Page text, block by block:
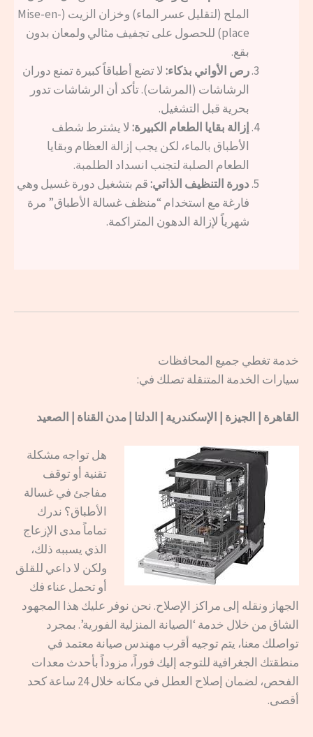
الملح (لتقليل عسر الماء) وخزان الزيت (Mise-en-
place) للحصول على تجفيف مثالي ولمعان بدون
بقع.
رص الأواني بذكاء: لا تضع أطباقاً كبيرة تمنع دوران
الرشاشات (المرشات). تأكد أن الرشاشات تدور
بحرية قبل التشغيل.
إزالة بقايا الطعام الكبيرة: لا يشترط شطف
الأطباق بالماء، لكن يجب إزالة العظام وبقايا
الطعام الصلبة لتجنب انسداد الطلمبة.
دورة التنظيف الذاتي:قم بتشغيل دورة غسيل وهي
فارغة مع استخدام “منظف غسالة الأطباق” مرة
شهرياً لإزالة الدهون المتراكمة.
خدمة تغطي جميع المحافظات
سيارات الخدمة المتنقلة تصلك في:
القاهرة | الجيزة | الإسكندرية | الدلتا | مدن القناة | الصعيد
هل تواجه مشكلة
تقنية أو توقف
مفاجئ في غسالة
الأطباق؟ ندرك
تماماً مدى الإزعاج
الذي يسببه ذلك،
ولكن لا داعي للقلق
أو تحمل عناء فك
الجهاز ونقله إلى مراكز الإصلاح. نحن نوفر عليك هذا المجهود
الشاق من خلال خدمة ‘الصيانة المنزلية الفورية’. بمجرد
تواصلك معنا، يتم توجيه أقرب مهندس صيانة معتمد في
منطقتك الجغرافية للتوجه إليك فوراً، مزوداً بأحدث معدات
الفحص، لضمان إصلاح العطل في مكانه خلال 24 ساعة كحد
أقصى.